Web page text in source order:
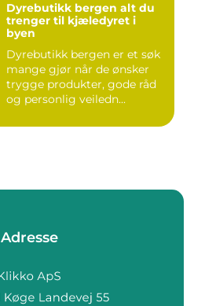
Dyrebutikk bergen alt du
trenger til kjæledyret i
byen
Dyrebutikk bergen er et søk
mange gjør når de ønsker
trygge produkter, gode råd
og personlig veiledn...
Adresse